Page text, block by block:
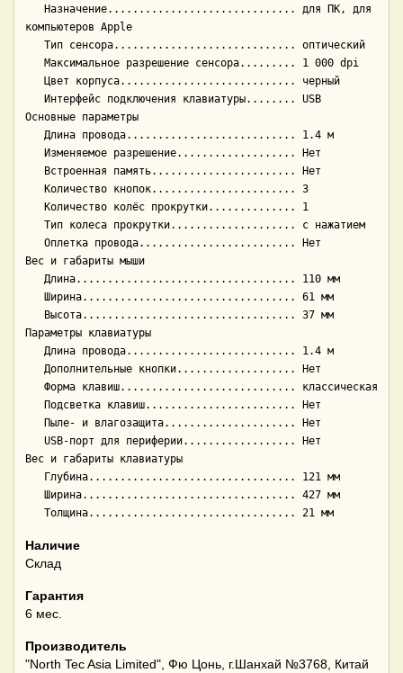
компьютеров Apple
Основные параметры
Вес и габариты мыши
Параметры клавиатуры
Вес и габариты клавиатуры
Наличие
Склад
Гарантия
6 мес.
Производитель
"North Tec Asia Limited", Фю Цонь, г.Шанхай №3768, Китай